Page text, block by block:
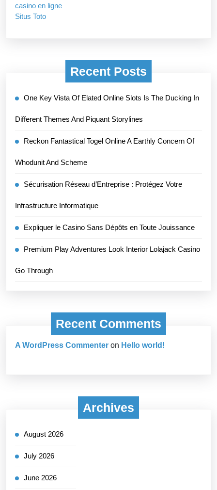
casino en ligne
Situs Toto
Recent Posts
One Key Vista Of Elated Online Slots Is The Ducking In
Different Themes And Piquant Storylines
Reckon Fantastical Togel Online A Earthly Concern Of
Whodunit And Scheme
Sécurisation Réseau d’Entreprise : Protégez Votre
Infrastructure Informatique
Expliquer le Casino Sans Dépôts en Toute Jouissance
Premium Play Adventures Look Interior Lolajack Casino
Go Through
Recent Comments
A WordPress Commenter on Hello world!
Archives
August 2026
July 2026
June 2026